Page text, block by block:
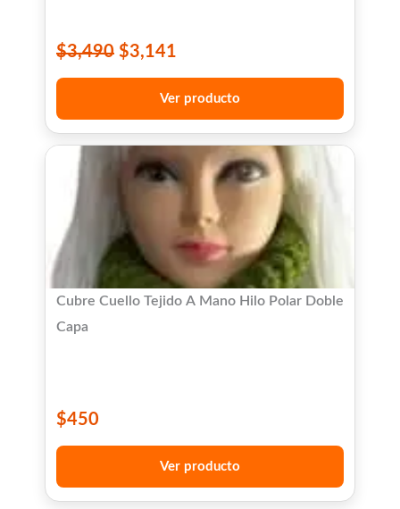
$3,490 $3,141
Ver producto
Cubre Cuello Tejido A Mano Hilo Polar Doble
Capa
$450
Ver producto